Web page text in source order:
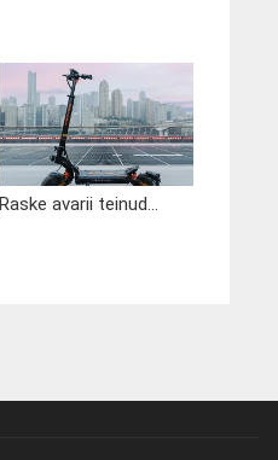
Raske avarii teinud...